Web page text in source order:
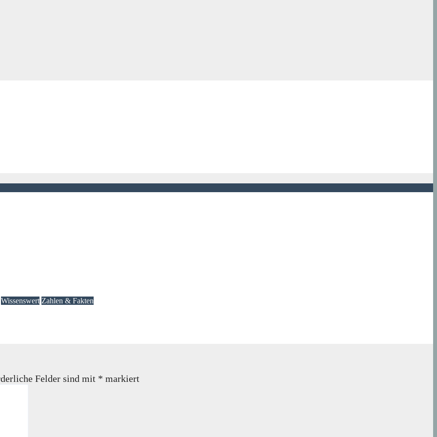
Wissenswert Zahlen & Fakten
Felder sind mit * markiert